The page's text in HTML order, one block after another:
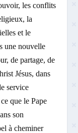
les conflits
la
et le
une nouvelle
de partage, de
Jésus, dans
service
que le Pape
son
à cheminer